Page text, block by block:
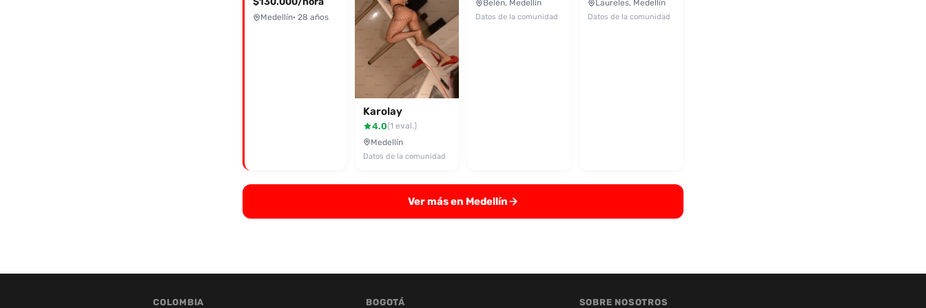
Medellín· 28 años
Karolay
4.0(1 eval.)
Medellín
Datos de la comunidad
Belén, Medellín
Datos de la comunidad
Laureles, Medellín
Datos de la comunidad
Ver más en Medellín
COLOMBIA BOGOTÁ SOBRE NOSOTROS